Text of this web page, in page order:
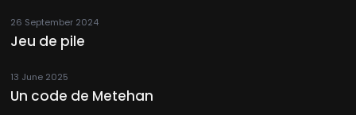
26 September 2024
Jeu de pile
13 June 2025
Un code de Metehan